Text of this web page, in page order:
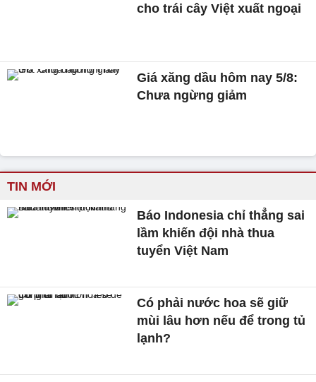
cho trái cây Việt xuất ngoại
Giá xăng dầu hôm nay 5/8:
Chưa ngừng giảm
TIN MỚI
Báo Indonesia chỉ thẳng sai
lầm khiến đội nhà thua
tuyển Việt Nam
Có phải nước hoa sẽ giữ
mùi lâu hơn nếu để trong tủ
lạnh?